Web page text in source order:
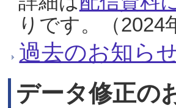
りです。（2024
過去のお知ら
データ修正の